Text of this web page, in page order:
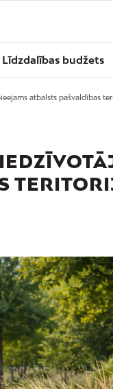
Līdzdalības budžets
atbalsts pašvaldības